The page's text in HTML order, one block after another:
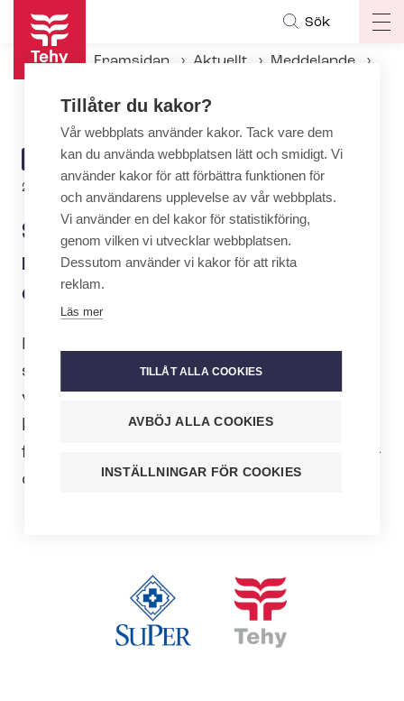
Hoppa
huvudinnehåll
Sök
Framsidan Aktuellt
Meddelande
ARTICLE
CATEGORY
MEDDELANDE
23.3.2022 | 7:22
SuPer och Tehy: Oenighet
med kom­mun­ar­bets­gi­var­na
om kollektivavtalets giltighet
Fack­or­ga­ni­sa­tio­ner­na SuPer och Tehy,
som representerar den utbildade
vårdpersonalen, kräver genom ett
käromål att arbetsdomstolen ska
fastställa att det nya kommunala tjänste-
och ar­betskol­lek­tivav­ta­let gäller.
Tillåter du kakor?
Vår webbplats använder kakor. Tack vare dem
kan du använda webbplatsen lätt och smidigt. Vi
använder kakor för att förbättra funktionen för
och användarens upplevelse av vår webbplats.
Vi använder en del kakor för statistikföring,
genom vilken vi utvecklar webbplatsen.
Dessutom använder vi kakor för att rikta
reklam.
Läs mer
TILLÅT ALLA COOKIES
AVBÖJ ALLA COOKIES
INSTÄLLNINGAR FÖR COOKIES